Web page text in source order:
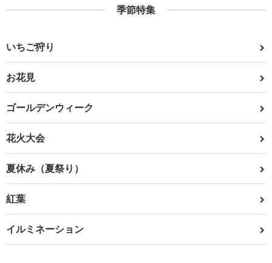
季節特集
いちご狩り
お花見
ゴールデンウィーク
花火大会
夏休み（夏祭り）
紅葉
イルミネーション